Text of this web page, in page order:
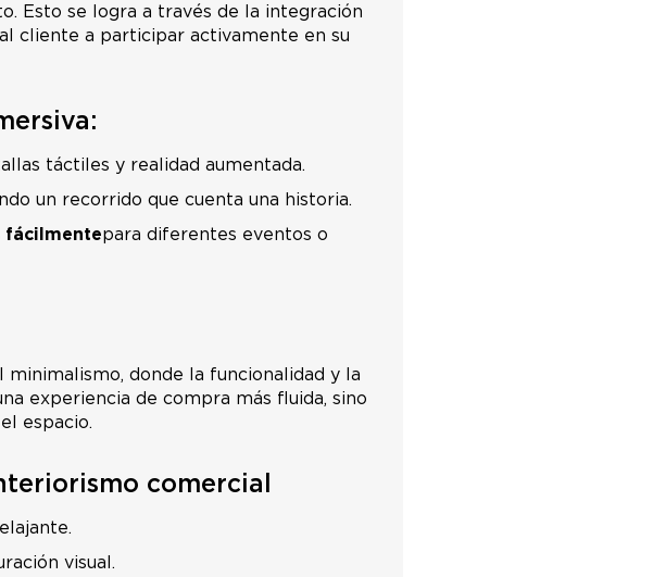
Esto se logra a través de la integración
cliente a participar activamente en su
táctiles y realidad aumentada.
un recorrido que cuenta una historia.
fácilmentepara diferentes eventos o
minimalismo, donde la funcionalidad y la
experiencia de compra más fluida, sino
espacio.
comercial
visual.